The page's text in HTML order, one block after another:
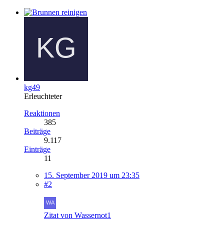
kg49
Erleuchteter
Reaktionen
385
Beiträge
9.117
Einträge
11
15. September 2019 um 23:35
#2
Zitat von Wassernot1